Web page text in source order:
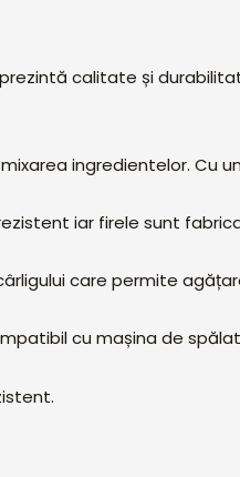
calitate și
ingredientelor. Cu
iar firele sunt
care permite
cu mașina de